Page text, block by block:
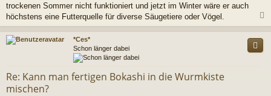
trockenen Sommer nicht funktioniert und jetzt im Winter wäre er auch
höchstens eine Futterquelle für diverse Säugetiere oder Vögel.
a
*Ces*
Schon länger dabei
Re: Kann man fertigen Bokashi in die Wurmkiste
mischen?